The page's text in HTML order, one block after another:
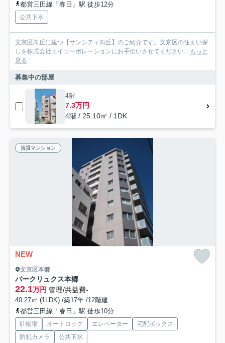
都営三田線「春日」駅 徒歩12分
公共下水
文京区向丘に建つ【サンシティ向丘】のご紹介です。文京区の住まい探
しを株式会社エイコーポレーションにお手伝いさせてください... もっと
見る
募集中の部屋
4階
7.3万円
4階 / 25.10㎡ / 1DK
賃貸マンション
NEW
文京区本郷
パークリュクス本郷
22.1万円 管理/共益費-
40.27㎡ (1LDK) /築17年 /12階建
都営三田線「春日」駅 徒歩10分
駐輪場 オートロック エレベーター
宅配ボックス
防犯カメラ
公共下水